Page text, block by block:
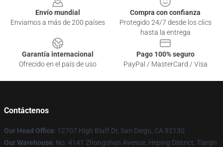
Envío mundial
Enviamos a más de 200 países
Compra con confianza
Protegido 24/7 desde los clics
hasta la entrega
Garantía internacional
Ofrecido en el país de uso
Pago 100% seguro
PayPal / MasterCard / Visa
Contáctenos
Our Head Office: 12707 High Bluff Dr, San Diego, CA 92130
Our Warehouse: No. 4141 Zhongshan Avenue, Heping District, Tianjin